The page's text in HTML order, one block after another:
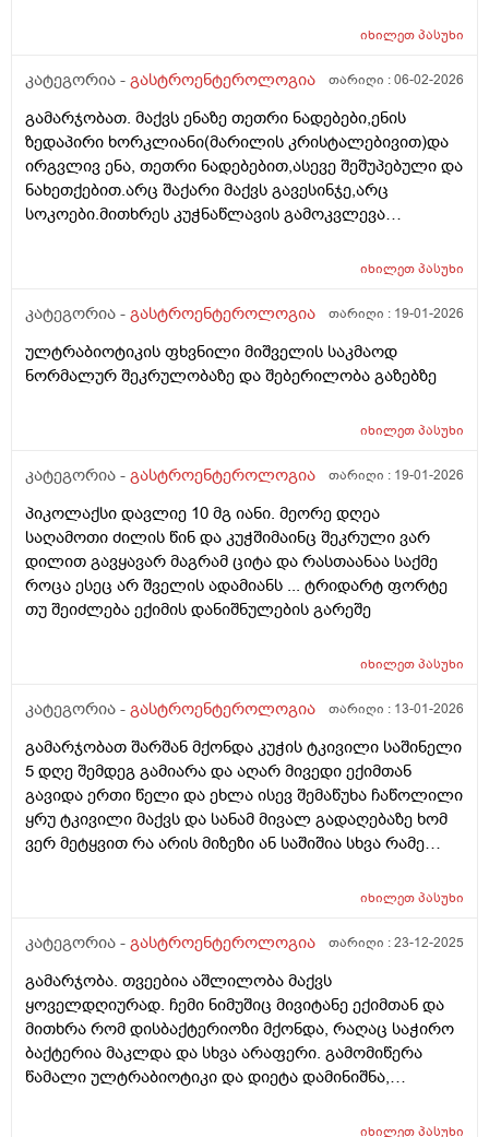
ამიხსენიტ არასამედიცინო ენაზე და რა მედიკამენტები
ყრუ ტკივილი მაქვს მარჯვენა მხარეს
იხილეთპასუხი
კატეგორია - გასტროენტეროლოგია თარიღი :06-02-2026
გამარჯობათ. მაქვს ენაზე თეთრი ნადებები,ენის
ზედაპირი ხორკლიანი(მარილის კრისტალებივით)და
ირგვლივ ენა, თეთრი ნადებებით,ასევე შეშუპებული და
ნახეთქებით.არც შაქარი მაქვს გავესინჯე,არც
სოკოები.მითხრეს კუჭნაწლავის გამოკვლევა
პრობლემებმა?არადა, არ მაწუხებს საერთოდ
ჩავიტარო?
იხილეთპასუხი
კატეგორია - გასტროენტეროლოგია თარიღი : 19-01-2026
ულტრაბიოტიკის ფხვნილი მიშველის საკმაოდ
ნორმალურ შეკრულობაზე და შებერილობა გაზებზე
იხილეთპასუხი
კატეგორია - გასტროენტეროლოგია თარიღი : 19-01-2026
პიკოლაქსი დავლიე 10 მგ იანი. მეორე დღეა
საღამოთი ძილის წინ და კუჭშიმაინც შეკრული ვარ
დილით გავყავარ მაგრამ ციტა და რასთაანაა საქმე
როცა ესეც არ შველის ადამიანს ... ტრიდარტ ფორტე
თუ შეიძლება ექიმის დანიშნულების გარეშე
იხილეთპასუხი
კატეგორია - გასტროენტეროლოგია თარიღი : 13-01-2026
გამარჯობათ შარშან მქონდა კუჭის ტკივილი საშინელი
5 დღე შემდეგ გამიარა და აღარ მივედი ექიმთან
გავიდა ერთი წელი და ეხლა ისევ შემაწუხა ჩაწოლილი
ყრუ ტკივილი მაქვს და სანამ მივალ გადაღებაზე ხომ
ვერ მეტყვით რა არის მიზეზი ან საშიშია სხვა რამე
რომ იცის ტკივილი ეგეთი მაქვს გაზების დაგროვებამ
ხომარ იცის გადატანითი ტკივილი
იხილეთპასუხი
კატეგორია - გასტროენტეროლოგია თარიღი :23-12-2025
გამარჯობა. თვეებია აშლილობა მაქვს
ყოველდღიურად. ჩემი ნიმუშიც მივიტანე ექიმთან და
მითხრა რომ დისბაქტერიოზი მქონდა, რაღაც საჭირო
ბაქტერია მაკლდა და სხვა არაფერი. გამომიწერა
წამალი ულტრაბიოტიკი და დიეტა დამინიშნა,
შემდეგ. მე არც რძის ნაწარმს არ ვიღებ არც ზეთიანს
იხილეთპასუხი